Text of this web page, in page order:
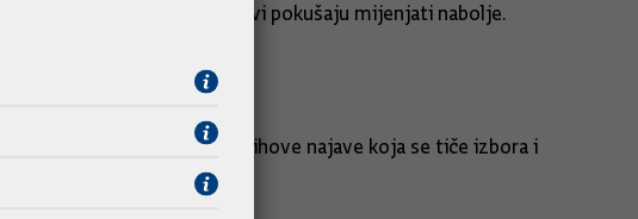
okolnostima, trendovi pokušaju mijenjati nabolje.
pokreta, nakon njihove najave koja se tiče izbora i